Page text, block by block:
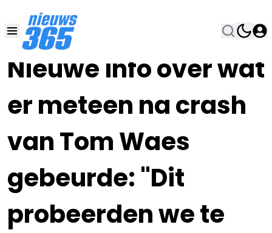
Nieuwe info over wat
er meteen na crash
van Tom Waes
gebeurde: "Dit
probeerden we te
03 JAN 2025, 11:00